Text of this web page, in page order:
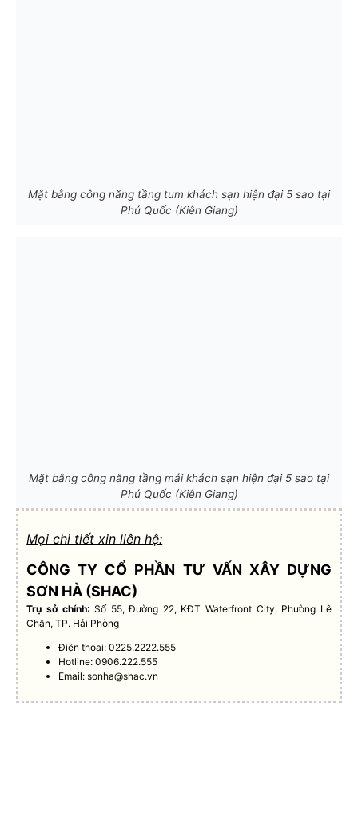
Mặt bằng công năng tầng tum khách sạn hiện đại 5 sao tại
Phú Quốc (Kiên Giang)
Mặt bằng công năng tầng mái khách sạn hiện đại 5 sao tại
Phú Quốc (Kiên Giang)
Mọi chi tiết xin liên hệ:
CÔNG TY CỔ PHẦN TƯ VẤN XÂY DỰNG
SƠN HÀ (SHAC)
Trụ sở chính: Số 55, Đường 22, KĐT Waterfront City, Phường Lê
Chân, TP. Hải Phòng
Điện thoại: 0225.2222.555
Hotline: 0906.222.555
Email:sonha@shac.vn